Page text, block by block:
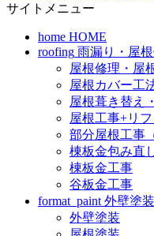
サイトメニュー
home HOME
roofing 雨漏り・屋
屋根修理・屋
屋根カバー工
屋根葺き替え
屋根工事+リ
部分屋根工事
棟板金包み直
棟板金工事
谷板金工事
format_paint 外壁塗
外壁塗装